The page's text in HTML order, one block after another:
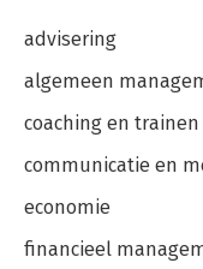
advisering
algemeen
coaching en trainen
communicatie en
economie
financieel